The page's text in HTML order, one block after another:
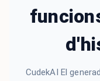
CudekAI El